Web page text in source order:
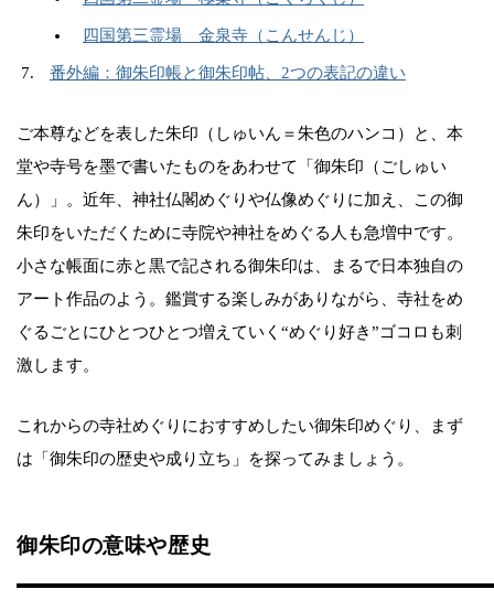
四国第三霊場 金泉寺（こんせんじ）
番外編：御朱印帳と御朱印帖、2つの表記の違い
ご本尊などを表した朱印（しゅいん＝朱色のハンコ）と、本
堂や寺号を墨で書いたものをあわせて「御朱印（ごしゅい
ん）」。近年、神社仏閣めぐりや仏像めぐりに加え、この御
朱印をいただくために寺院や神社をめぐる人も急増中です。
小さな帳面に赤と黒で記される御朱印は、まるで日本独自の
アート作品のよう。鑑賞する楽しみがありながら、寺社をめ
ぐるごとにひとつひとつ増えていく“めぐり好き”ゴコロも刺
激します。
これからの寺社めぐりにおすすめしたい御朱印めぐり、まず
は「御朱印の歴史や成り立ち」を探ってみましょう。
御朱印の意味や歴史